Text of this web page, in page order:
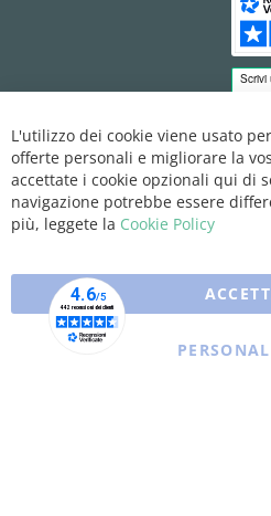
L'utilizzo dei cookie viene usato
offerte personali e migliorare la
accettate i cookie opzionali qui di
navigazione potrebbe essere
più, leggete la Cookie Policy